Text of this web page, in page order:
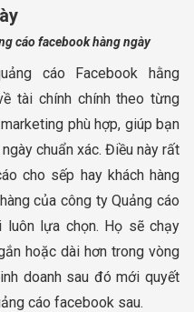
cáo facebook hàng ngày
cáo Facebook hằng
tài chính chính theo từng
phù hợp, giúp bạn
chuẩn xác. Điều này rất
cho sếp hay khách hàng
của công ty Quảng cáo
lựa chọn. Họ sẽ chạy
hoặc dài hơn trong vòng
doanh sau đó mới quyết
cáo facebook sau.